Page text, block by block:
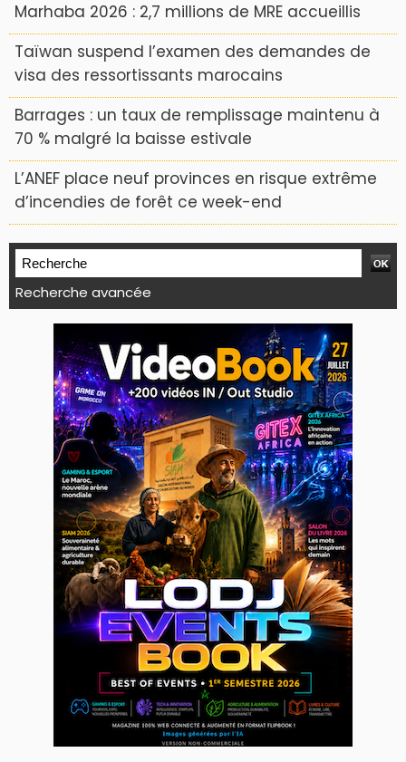
Marhaba 2026 : 2,7 millions de MRE accueillis
Taïwan suspend l’examen des demandes de
visa des ressortissants marocains
Barrages : un taux de remplissage maintenu à
70 % malgré la baisse estivale
L’ANEF place neuf provinces en risque extrême
d’incendies de forêt ce week-end
Recherche avancée